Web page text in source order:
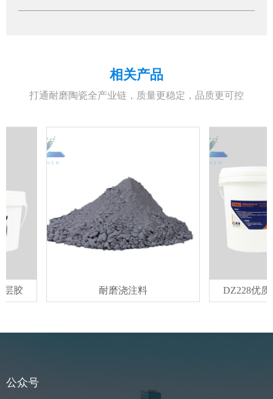
相关产品
打通耐磨陶瓷全产业链，质量更稳定，品质更可控
耐磨浇注料 DZ228优质大
公众号